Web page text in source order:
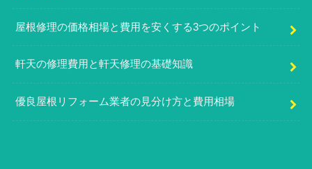
屋根修理の価格相場と費用を安くする3つのポイント
軒天の修理費用と軒天修理の基礎知識
優良屋根リフォーム業者の見分け方と費用相場